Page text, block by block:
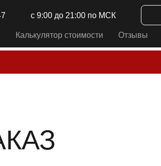
с 9:00 до 21:00 по МСК
Калькулятор стоимости Отзывы